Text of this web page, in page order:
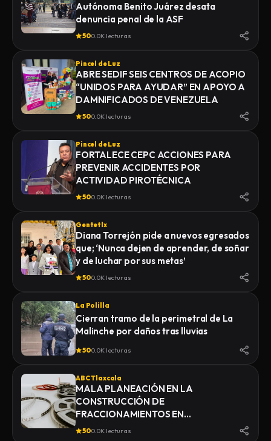
Autónoma Benito Juárez desata
denuncia penal de la ASF
500.0K lecturas
Pincel de Luz
ABRE SEDIF SEIS CENTROS DE ACOPIO
“UNIDOS PARA AYUDAR” EN APOYO A
DAMNIFICADOS DE VENEZUELA
500.0K lecturas
Pincel de Luz
FORTALECE CEPC ACCIONES PARA
PREVENIR ACCIDENTES POR
ACTIVIDAD PIROTÉCNICA
500.0K lecturas
Gentetlx
Diana Torrejón pide a nuevos egresados
que; ‘Nunca dejen de aprender, de soñar
y de luchar por sus metas’
500.0K lecturas
La Polilla
Cierran tramo de la perimetral de La
Malinche por daños tras lluvias
500.0K lecturas
ABC Tlaxcala
MALA PLANEACIÓN EN LA
CONSTRUCCIÓN DE
FRACCIONAMIENTOS EN
YAUHQUEMEHCAN GENERA QUE
500.0K lecturas